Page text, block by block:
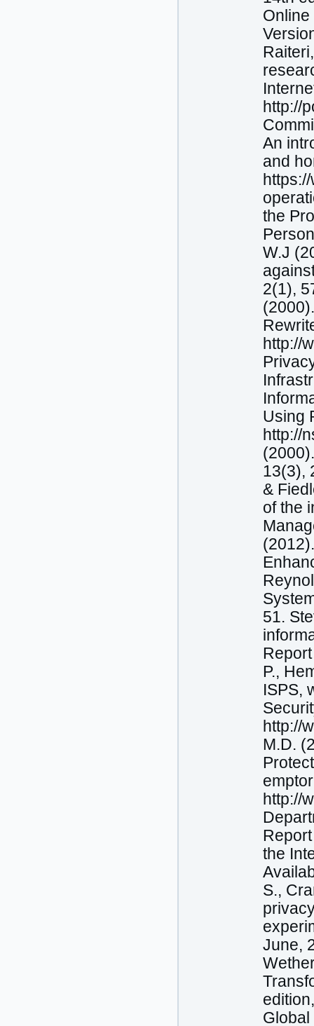
http://
An
and
the
W.J
2(1),
http://
Using
http://
13(3),
&
of the
51.
P.,
ISPS,
http://
M.D.
http://
the
S.,
June,